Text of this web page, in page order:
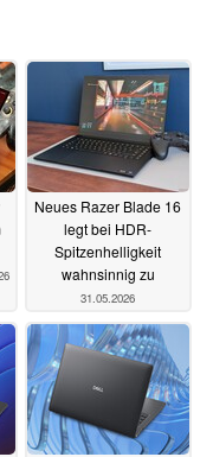
Neues Razer Blade 16
legt bei HDR-
Spitzenhelligkeit
wahnsinnig zu
31.05.2026